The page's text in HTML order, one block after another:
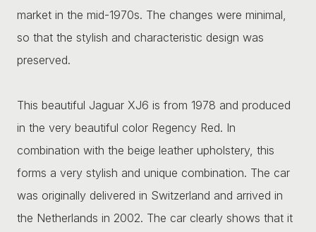
market in the mid-1970s. The changes were minimal,
so that the stylish and characteristic design was
preserved.
This beautiful Jaguar XJ6 is from 1978 and produced
in the very beautiful color Regency Red. In
combination with the beige leather upholstery, this
forms a very stylish and unique combination. The car
was originally delivered in Switzerland and arrived in
the Netherlands in 2002. The car clearly shows that it